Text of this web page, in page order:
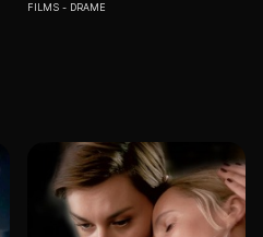
FILMS DRAME